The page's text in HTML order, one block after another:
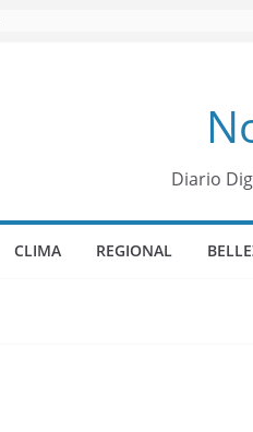
Diario
CLIMA REGIONAL